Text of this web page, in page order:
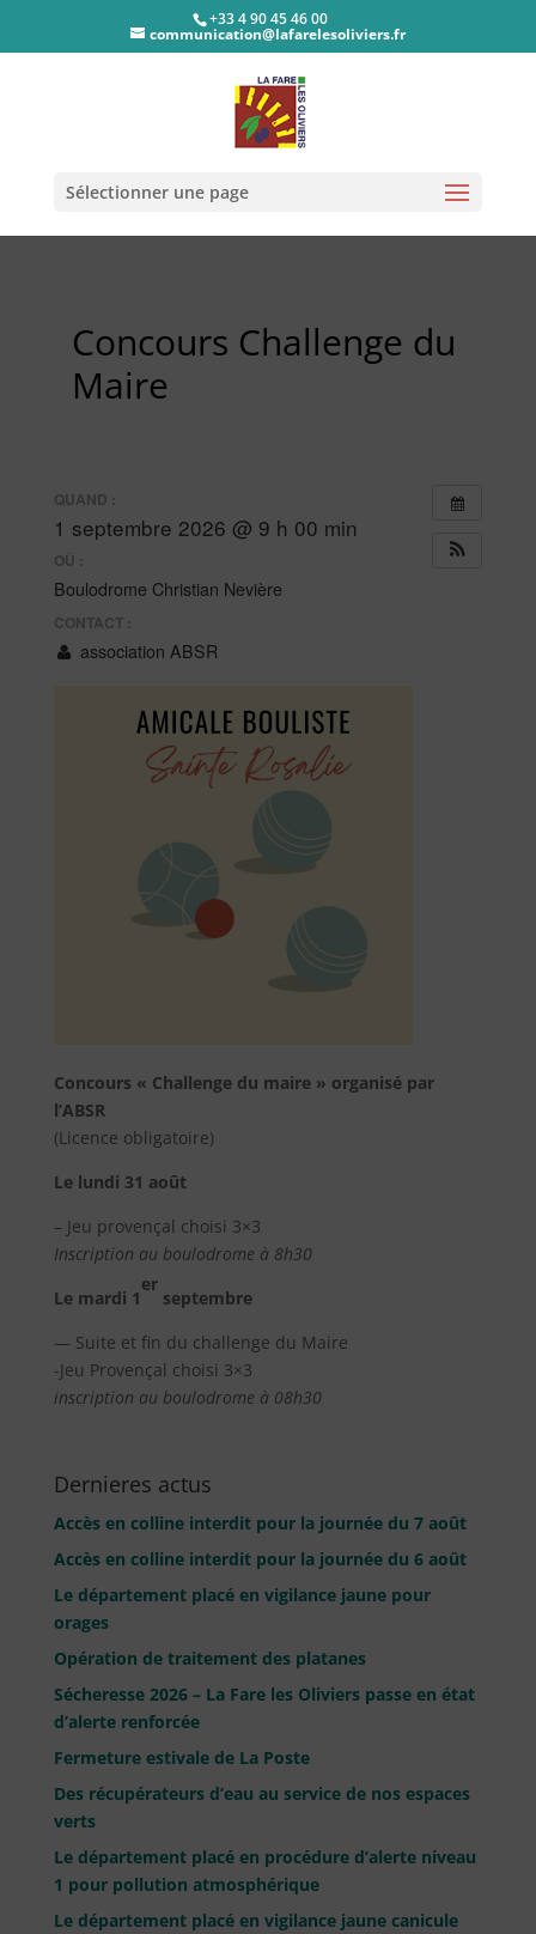
+33 4 90 45 46 00
communication@lafarelesoliviers.fr
Sélectionner une page
Concours Challenge du
Maire
QUAND :
1 septembre 2026 @ 9 h 00 min
OÙ :
Boulodrome Christian Nevière
CONTACT :
association ABSR
Concours « Challenge du maire » organisé par
l’ABSR
(Licence obligatoire)
Le lundi 31 août
– Jeu provençal choisi 3×3
Inscription au boulodrome à 8h30
Le mardi 1
er
septembre
— Suite et fin du challenge du Maire
-Jeu Provençal choisi 3×3
inscription au boulodrome à 08h30
Dernieres actus
Accès en colline interdit pour la journée du 7 août
Accès en colline interdit pour la journée du 6 août
Le département placé en vigilance jaune pour
orages
Opération de traitement des platanes
Sécheresse 2026 – La Fare les Oliviers passe en état
d’alerte renforcée
Fermeture estivale de La Poste
Des récupérateurs d’eau au service de nos espaces
verts
Le département placé en procédure d’alerte niveau
1 pour pollution atmosphérique
Le département placé en vigilance jaune canicule